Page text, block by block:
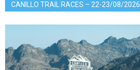
CANILLO TRAIL RACES – 22-23/08/2026